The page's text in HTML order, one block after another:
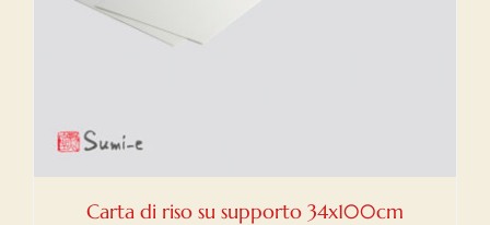
Carta di riso su supporto 34x100cm